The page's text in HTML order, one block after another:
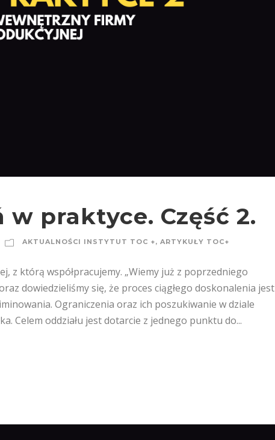
praktyce. Część 2.
AKTUALNOŚCI INSTYTUT TOC +, ARTYKUŁY TOC+
z którą współpracujemy. „Wiemy już z poprzedniego
dowiedzieliśmy się, że proces ciągłego doskonalenia jest
Ograniczenia oraz ich poszukiwanie w dziale
Celem oddziału jest dotarcie z jednego punktu do...